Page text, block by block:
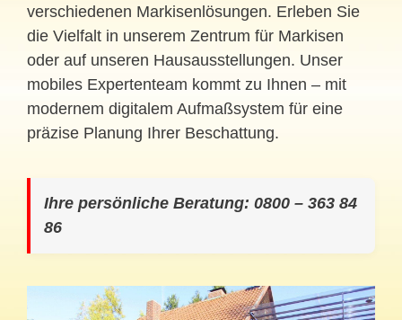
verschiedenen Markisenlösungen. Erleben Sie
die Vielfalt in unserem Zentrum für Markisen
oder auf unseren Hausausstellungen. Unser
mobiles Expertenteam kommt zu Ihnen – mit
modernem digitalem Aufmaßsystem für eine
präzise Planung Ihrer Beschattung.
Ihre persönliche Beratung: 0800 – 363 84
86